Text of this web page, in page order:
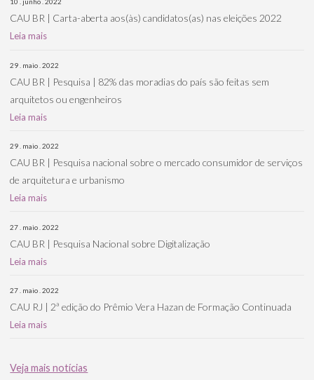
CAU BR | Carta-aberta aos(às) candidatos(as) nas eleições 2022
Leia mais
29 . maio . 2022
CAU BR | Pesquisa | 82% das moradias do país são feitas sem
arquitetos ou engenheiros
Leia mais
29 . maio . 2022
CAU BR | Pesquisa nacional sobre o mercado consumidor de serviços
de arquitetura e urbanismo
Leia mais
27 . maio . 2022
CAU BR | Pesquisa Nacional sobre Digitalização
Leia mais
27 . maio . 2022
CAU RJ | 2ª edição do Prêmio Vera Hazan de Formação Continuada
Leia mais
Veja mais notícias